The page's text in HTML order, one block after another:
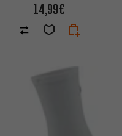
14,99€